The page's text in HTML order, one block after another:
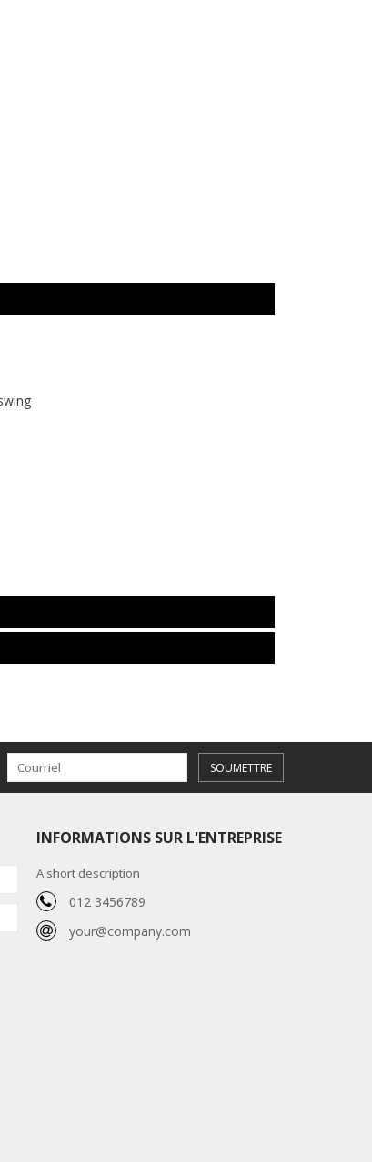
SOUMETTRE
INFORMATIONS SUR L'ENTREPRISE
A short description
012 3456789
your@company.com